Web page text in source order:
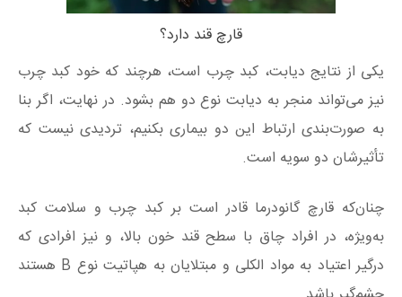
قارچ قند دارد؟
یکی از نتایج دیابت، کبد چرب است، هرچند که خود کبد چرب
نیز می‌تواند منجر به دیابت نوع دو هم بشود. در نهایت، اگر بنا
به صورت‌بندی ارتباط این دو بیماری بکنیم، تردیدی نیست که
تأثیرشان دو سویه است.
چنان‌که قارچ گانودرما قادر است بر کبد چرب و سلامت کبد
به‌ویژه، در افراد چاق با سطح قند خون بالا، و نیز افرادی که
درگیر اعتیاد به مواد الکلی و مبتلایان به هپاتیت نوع B هستند